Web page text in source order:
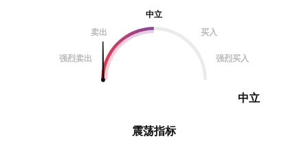
震荡指标
中立
卖出
买入
强烈卖出 强烈买入
中立